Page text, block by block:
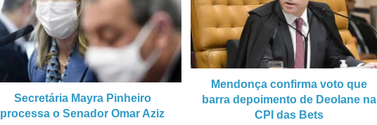
Secretária Mayra Pinheiro
processa o Senador Omar Aziz
Mendonça confirma voto que
barra depoimento de Deolane na
CPI das Bets